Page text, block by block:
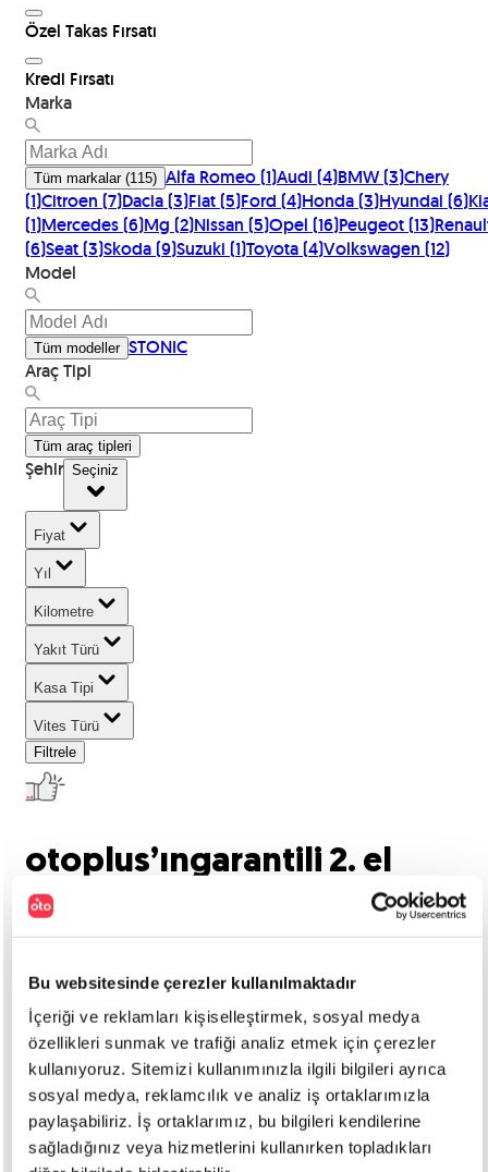
Bu websitesinde çerezler kullanılmaktadır
İçeriği ve reklamları kişiselleştirmek, sosyal medya
özellikleri sunmak ve trafiği analiz etmek için çerezler
kullanıyoruz. Sitemizi kullanımınızla ilgili bilgileri ayrıca
sosyal medya, reklamcılık ve analiz iş ortaklarımızla
paylaşabiliriz. İş ortaklarımız, bu bilgileri kendilerine
sağladığınız veya hizmetlerini kullanırken topladıkları
Özel Takas Fırsatı
Kredi Fırsatı
Marka
Tüm markalar(115) Alfa Romeo(1)Audi(4)BMW(3)Chery
(1)Citroen(7)Dacia(3)Fiat(5)Ford(4)Honda(3)Hyundai(6)Kia
(1)Mercedes(6)Mg(2)Nissan(5)Opel(16)Peugeot(13)Renault
(6)Seat(3)Skoda(9)Suzuki(1)Toyota(4)Volkswagen(12)
Model
Tüm modeller
STONIC
Araç Tipi
Tüm araç tipleri
Şehir Seçiniz
Fiyat
Yıl
Kilometre
Yakıt Türü
Kasa Tipi
Vites Türü
Filtrele
otoplus’ıngarantili 2. el
araçları listeleniyor..
0araç bulundu
Marka:
Kia
Model:
ev3
Tümünü Temizle
Aradığınız kriterlerde araç